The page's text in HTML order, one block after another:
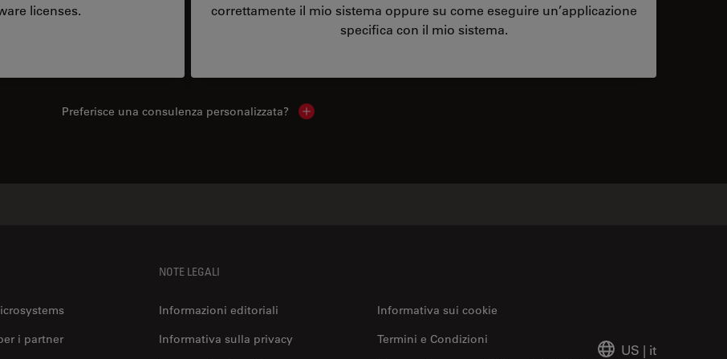
licenses.
correttamente il mio sistema oppure su come eseguire un’applicazione
specifica con il mio sistema.
Preferisce una consulenza personalizzata? Show local contacts
i partner
NOTE LEGALI
Informazioni editoriali
Informativa sui cookie
Informativa sulla privacy
Termini e Condizioni
US | it